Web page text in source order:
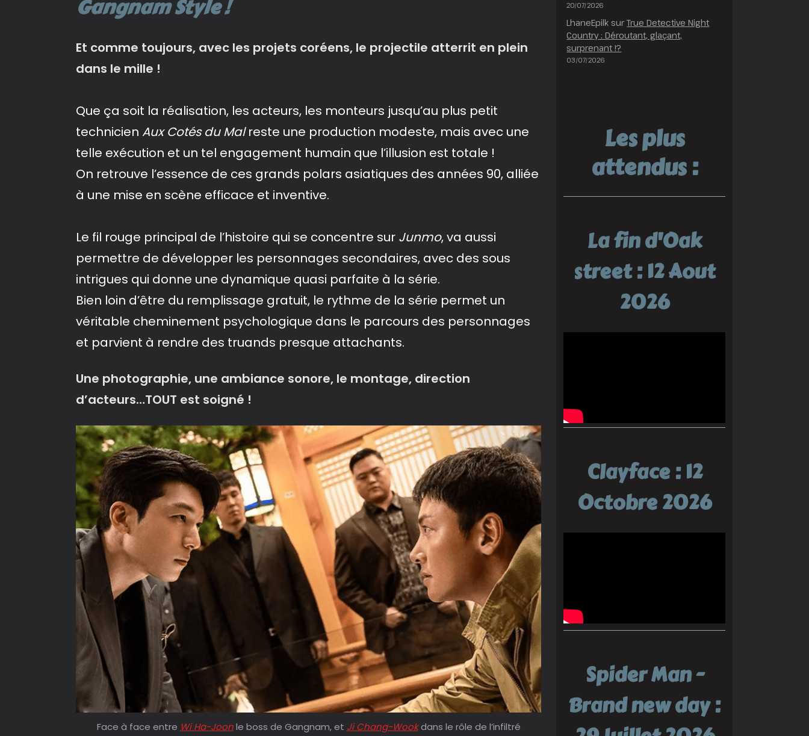
Gangnam Style !
Et comme toujours, avec les projets coréens, le projectile atterrit en plein
dans le mille !
Que ça soit la réalisation, les acteurs, les monteurs jusqu’au plus petit
technicien Aux Cotés du Malreste une production modeste, mais avec une
telle exécution et un tel engagement humain que l’illusion est totale !
On retrouve l’essence de ces grands polars asiatiques des années 90, alliée
à une mise en scène efficace et inventive.
Le fil rouge principal de l’histoire qui se concentre sur Junmo, va aussi
permettre de développer les personnages secondaires, avec des sous
intrigues qui donne une dynamique quasi parfaite à la série.
Bien loin d’être du remplissage gratuit, le rythme de la série permet un
véritable cheminement psychologique dans le parcours des personnages
et parvient à rendre des truands presque attachants.
Une photographie, une ambiance sonore, le montage, direction
d’acteurs…TOUT est soigné !
Face à face entre Wi Ha-Joonle boss de Gangnam, et Ji Chang-Wookdans le rôle de l’infiltré
20/07/2026
LhaneEpilk surTrue Detective Night
Country : Déroutant, glaçant,
surprenant !?
03/07/2026
Les plus
attendus :
La fin d'Oak
street : 12 Aout
2026
Clayface : 12
Octobre 2026
Spider Man -
Brand new day :